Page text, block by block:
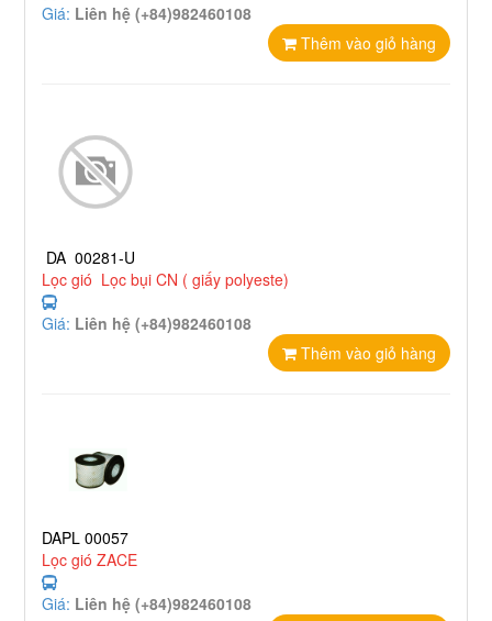
Giá: Liên hệ (+84)982460108
Thêm vào giỏ hàng
DA 00281-U
Lọc gió Lọc bụi CN ( giấy polyeste)
Giá: Liên hệ (+84)982460108
Thêm vào giỏ hàng
DAPL 00057
Lọc gió ZACE
Giá: Liên hệ (+84)982460108